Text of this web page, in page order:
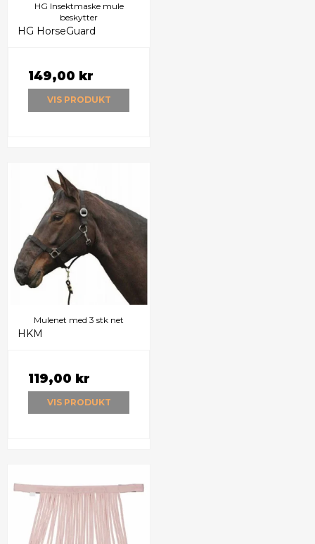
HG Insektmaske mule
beskytter
HG HorseGuard
149,00 kr
VIS PRODUKT
Mulenet med 3 stk net
HKM
119,00 kr
VIS PRODUKT